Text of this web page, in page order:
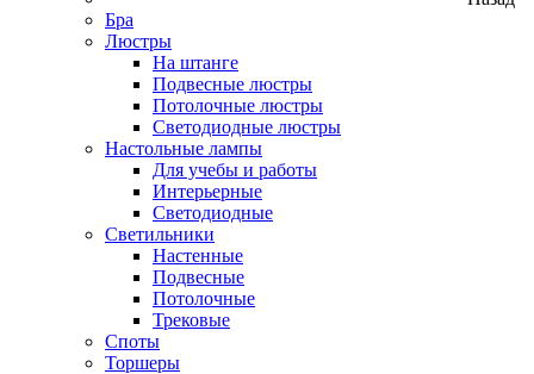
Бра
Люстры
На штанге
Подвесные люстры
Потолочные люстры
Светодиодные люстры
Настольные лампы
Для учебы и работы
Интерьерные
Светодиодные
Светильники
Настенные
Подвесные
Потолочные
Трековые
Споты
Торшеры